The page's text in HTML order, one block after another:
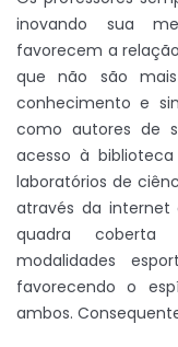
inovando sua
favorecem a
que não são
conhecimento e
como autores de
acesso à
laboratórios de
através da
quadra coberta
modalidades
favorecendo o
ambos.